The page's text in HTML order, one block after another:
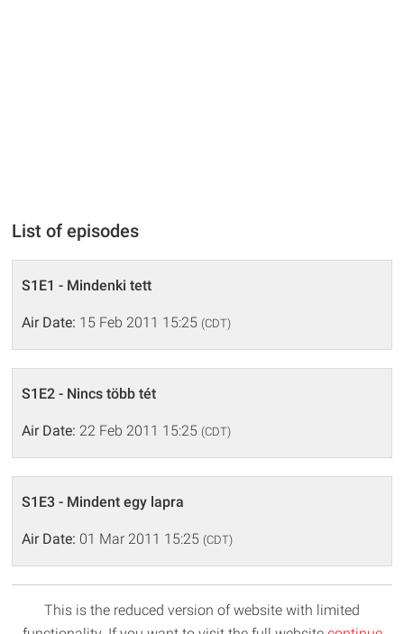
List of episodes
S1E1 - Mindenki tett
Air Date: 15 Feb 2011 15:25 (CDT)
S1E2 - Nincs több tét
Air Date: 22 Feb 2011 15:25 (CDT)
S1E3 - Mindent egy lapra
Air Date: 01 Mar 2011 15:25 (CDT)
This is the reduced version of website with limited